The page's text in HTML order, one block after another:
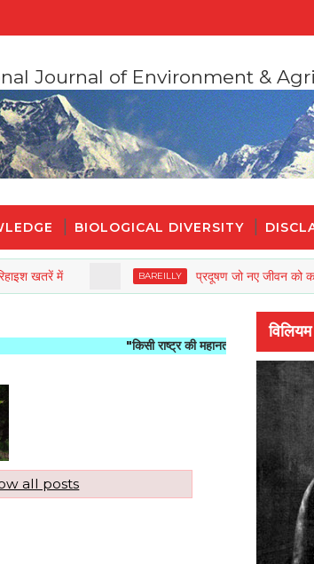
Journal of Environment &
BIOLOGICAL DIVERSITY
में BAREILLY प्रदूषण जो नए जीवन को कर रहा है
"किसी राष्ट्र की महानता और नैतिक प्रगति को इस
all posts